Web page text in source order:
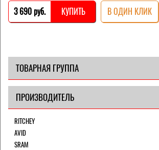
3 690 pуб. КУПИТЬ В ОДИН КЛИК
ТОВАРНАЯ ГРУППА
ПРОИЗВОДИТЕЛЬ
RITCHEY
AVID
SRAM